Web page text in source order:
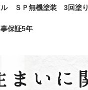
ル ＳＰ無機塗装 3回塗
保証5年